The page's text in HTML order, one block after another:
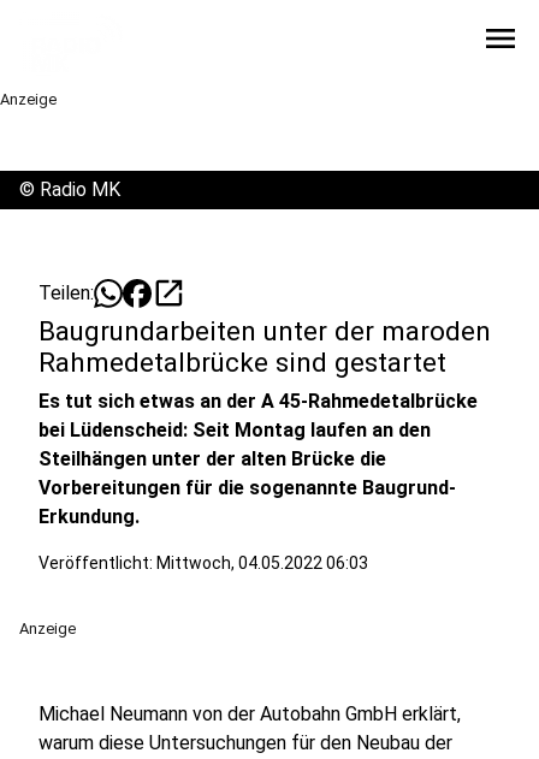
menu
Anzeige
© Radio MK
Teilen: open_in_new
Baugrundarbeiten unter der maroden
Rahmedetalbrücke sind gestartet
Es tut sich etwas an der A 45-Rahmedetalbrücke
bei Lüdenscheid: Seit Montag laufen an den
Steilhängen unter der alten Brücke die
Vorbereitungen für die sogenannte Baugrund-
Erkundung.
Veröffentlicht: Mittwoch, 04.05.2022 06:03
Anzeige
Michael Neumann von der Autobahn GmbH erklärt,
warum diese Untersuchungen für den Neubau der